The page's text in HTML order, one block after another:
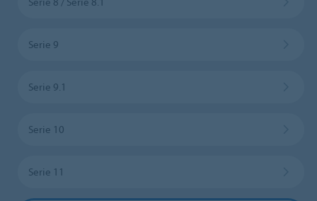
Serie 9
Serie 9.1
Serie 10
Serie 11